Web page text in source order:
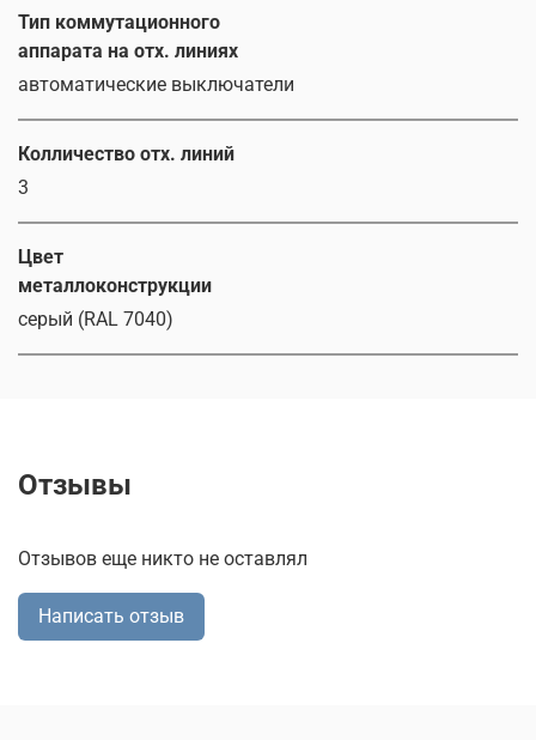
Тип коммутационного
аппарата на отх. линиях
автоматические выключатели
Колличество отх. линий
3
Цвет
металлоконструкции
серый (RAL 7040)
Отзывы
Отзывов еще никто не оставлял
Написать отзыв